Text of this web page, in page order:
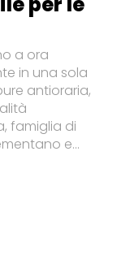
a ora
in una sola
antioraria,
famiglia di
e...